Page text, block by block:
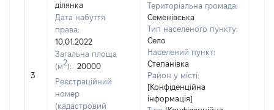
3
ділянка
Дата набуття
права:
10.01.2022
Загальна площа
(м2):
20000
Реєстраційний
номер
(кадастровий
Територіальна громада:
Семенівська
Тип населеного пункту:
Село
Населений пункт:
Степанівка
Район у місті:
[Конфіденційна
інформація]